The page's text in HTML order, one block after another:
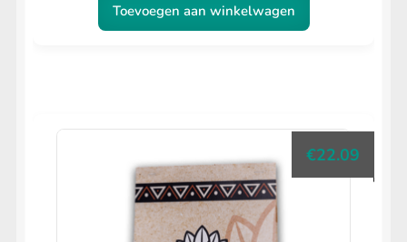
Toevoegen aan winkelwagen
€22.09